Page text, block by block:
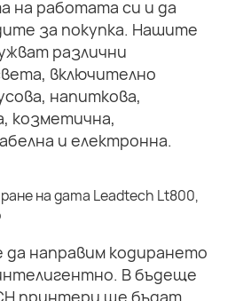
на работата си и да
за покупка. Нашите
различни
включително
напиткова,
козметична,
и електронна.
направим кодирането
В бъдеще